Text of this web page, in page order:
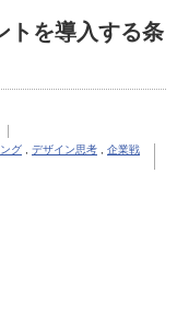
トを導入する条
グ デザイン思考
企業戦